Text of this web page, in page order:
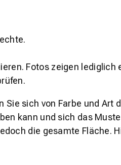
Fotos zeigen
sich von Farbe und
kann und sich das
die gesamte Fläche.